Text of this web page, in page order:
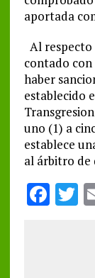
aportada
Al respecto
contado
haber
establecido
uno (1) a
establece
al árbitro de
F T